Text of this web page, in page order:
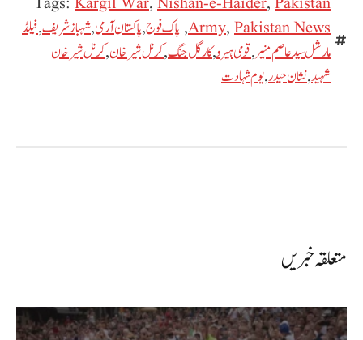
Army, Pakistan News
, پاک فوج,پاکستان آرمی,شہباز شریف,فیلڈ
مارشل سید عاصم منیر,قومی ہیرو,کارگل جنگ,کرنل شیر خان,کرنل شیر خان
شہید,نشان حیدر,یوم شہادت
متعلقہ خبریں